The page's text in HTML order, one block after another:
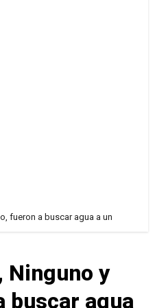
fueron a buscar agua a un
Ninguno y
buscar agua